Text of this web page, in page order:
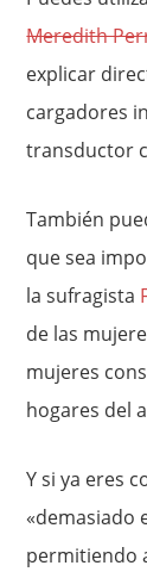
Meredith
explicar
cargadores
transductor
También
que sea
la sufragista
de las
mujeres
hogares del
Y si ya eres
«demasiado
permitiendo